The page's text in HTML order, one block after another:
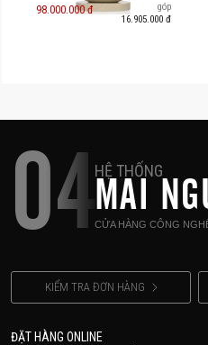
98.000.000 đ
Trả góp
16.905.000 đ
04HỆ THỐNG
MAI
CỬA HÀNG CÔNG
KIỂM TRA ĐƠN HÀNG
ĐẶT HÀNG ONLINE